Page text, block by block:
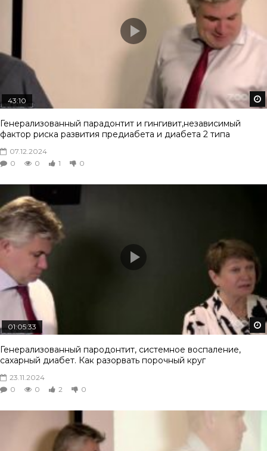
43:10
Генерализованный парадонтит и гингивит,независимый
фактор риска развития предиабета и диабета 2 типа
07.12.2024
0
0 1 0
01:05:33
Генерализованный пародонтит, системное воспаление,
сахарный диабет. Как разорвать порочный круг
23.11.2024
0
0 2 0